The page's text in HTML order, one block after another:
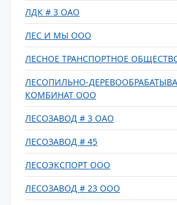
ЛДК # 3 ОАО
ЛЕС И МЫ ООО
ЛЕСНОЕ ТРАНСПОРТНОЕ
ЛЕСОПИЛЬНО-
КОМБИНАТ ООО
ЛЕСОЗАВОД # 3 ОАО
ЛЕСОЗАВОД # 45
ЛЕСОЭКСПОРТ ООО
ЛЕСОЗАВОД # 23 ООО